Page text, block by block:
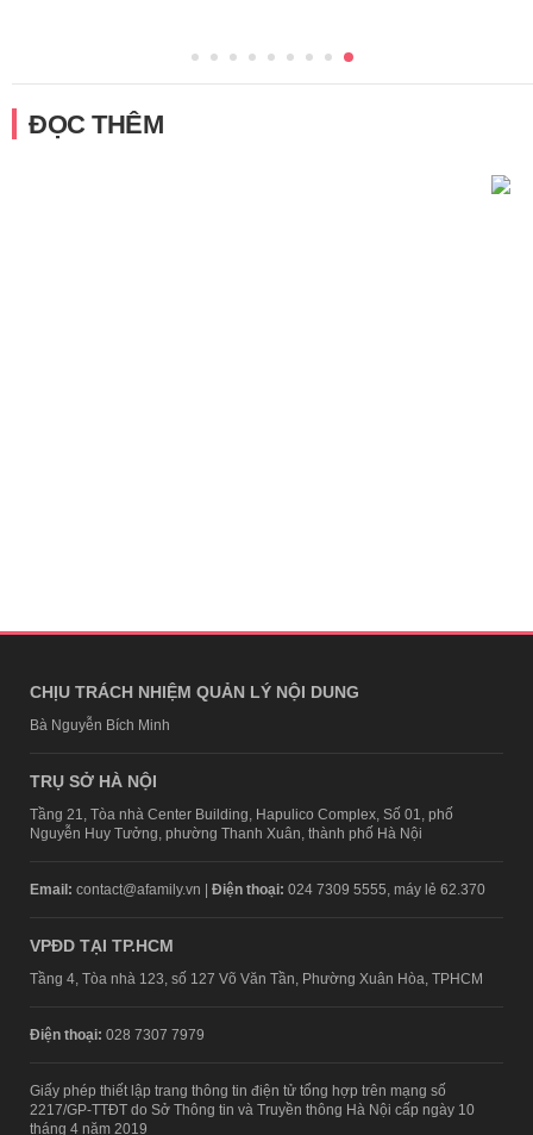
ĐỌC THÊM
CHỊU TRÁCH NHIỆM QUẢN LÝ NỘI DUNG
Bà Nguyễn Bích Minh
TRỤ SỞ HÀ NỘI
Tầng 21, Tòa nhà Center Building, Hapulico Complex, Số 01, phố
Nguyễn Huy Tưởng, phường Thanh Xuân, thành phố Hà Nội
Email: contact@afamily.vn | Điện thoại: 024 7309 5555, máy lẻ 62.370
VPĐD TẠI TP.HCM
Tầng 4, Tòa nhà 123, số 127 Võ Văn Tần, Phường Xuân Hòa, TPHCM
Điện thoại: 028 7307 7979
Giấy phép thiết lập trang thông tin điện tử tổng hợp trên mạng số
2217/GP-TTĐT do Sở Thông tin và Truyền thông Hà Nội cấp ngày 10
tháng 4 năm 2019